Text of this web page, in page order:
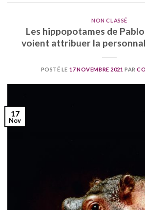
NON CLASSÉ
Les hippopotames de
voient attribuer la
POSTÉ LE 17 NOVEMBRE 2021 PAR
17
Nov